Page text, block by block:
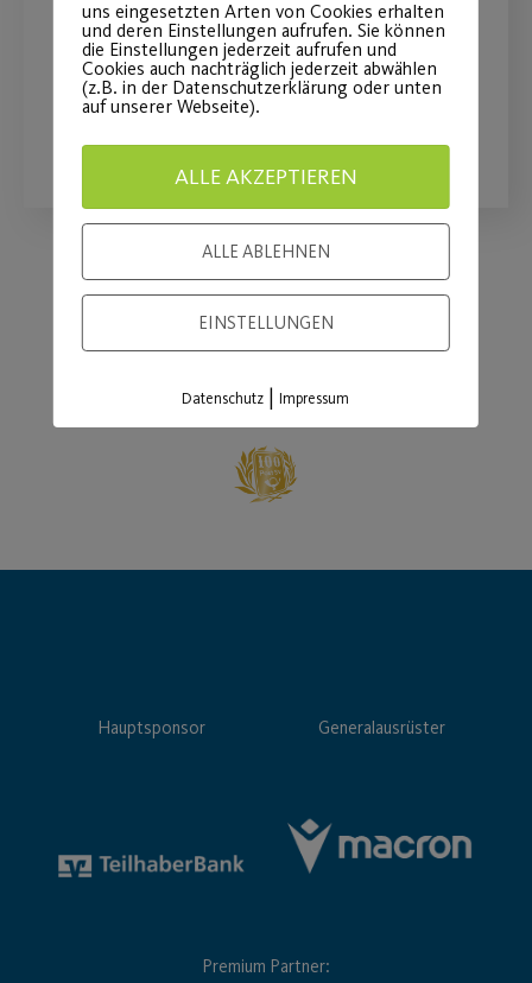
insbesondere den Mädchen- und
Frauenfußball
Hauptsponsor Generalausrüster
Premium Partner:
uns eingesetzten Arten von Cookies erhalten
und deren Einstellungen aufrufen. Sie können
die Einstellungen jederzeit aufrufen und
Cookies auch nachträglich jederzeit abwählen
(z.B. in der Datenschutzerklärung oder unten
auf unserer Webseite).
ALLE AKZEPTIEREN
ALLE ABLEHNEN
EINSTELLUNGEN
Datenschutz |Impressum